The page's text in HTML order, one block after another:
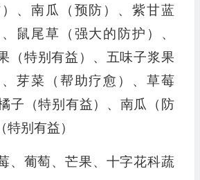
、南瓜（预防）、紫甘蓝
鼠尾草（强大的防护）、
（特别有益）、五味子浆果
、芽菜（帮助疗愈）、草莓
子（特别有益）、南瓜（防
别有益）
、葡萄、芒果、十字花科蔬